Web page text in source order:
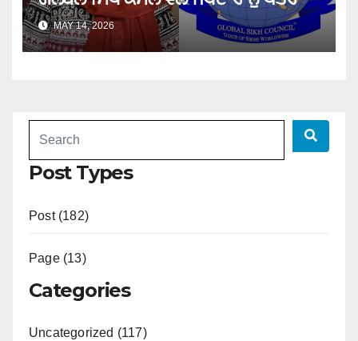
MAY 14, 2026
Post Types
Post (182)
Page (13)
Categories
Uncategorized (117)